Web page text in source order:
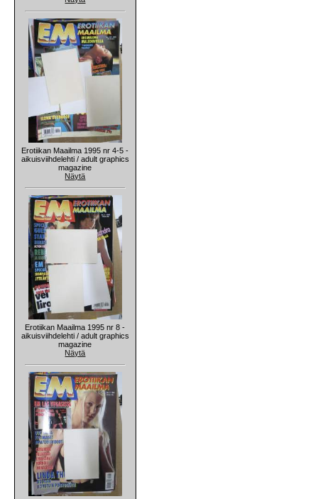
Erotiikan Maailma 1995 nr 4-5 -
aikuisviihdelehti / adult graphics
magazine
Näytä
Erotiikan Maailma 1995 nr 8 -
aikuisviihdelehti / adult graphics
magazine
Näytä